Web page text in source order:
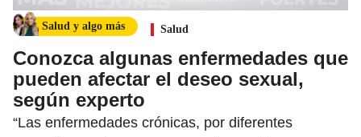
Salud y algo más Salud
Conozca algunas enfermedades que
pueden afectar el deseo sexual,
según experto
“Las enfermedades crónicas, por diferentes